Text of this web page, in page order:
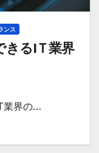
ンス
きるIＴ業界
業界の…